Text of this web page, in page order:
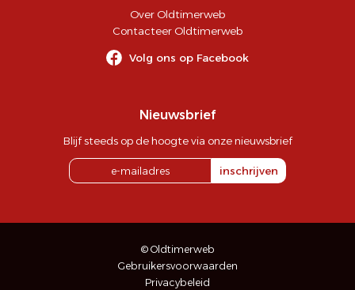
Over Oldtimerweb
Contacteer Oldtimerweb
Volg ons op Facebook
Nieuwsbrief
Blijf steeds op de hoogte via onze nieuwsbrief
inschrijven
© Oldtimerweb
Gebruikersvoorwaarden
Privacybeleid